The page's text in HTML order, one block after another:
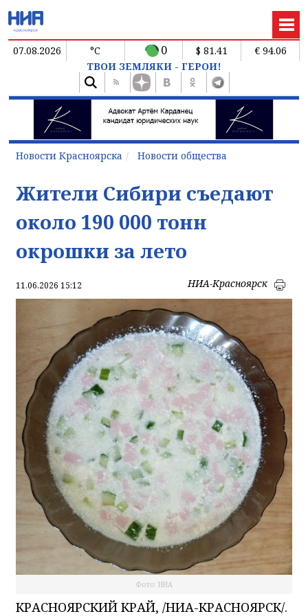
07.08.2026 °C 0 $ 81.41
€ 94.06
ТВОИ ЗЕМЛЯКИ - ГЕРОИ!
Новости Красноярска Новости общества
Жители Сибири съедают
около 190 000 тонн
окрошки за лето
11.06.2026 15:12 НИА-Красноярск
Фото: НИА
КРАСНОЯРСКИЙ КРАЙ, /НИА-КРАСНОЯРСК/.